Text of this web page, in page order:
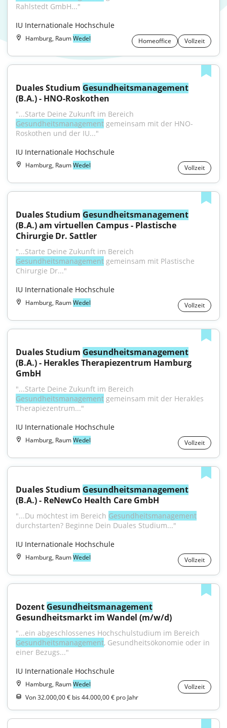
Rahlstedt GmbH..."
IU Internationale Hochschule
Hamburg, RaumWedel Homeoffice Vollzeit
Duales Studium Gesundheitsmanagement
(B.A.) - HNO-Roskothen
Gesundheitsmanagement gemeinsam mit der HNO-
Roskothen und der IU..."
IU Internationale Hochschule
Hamburg, RaumWedel Vollzeit
Duales Studium Gesundheitsmanagement
(B.A.) am virtuellen Campus - Plastische
Chirurgie Dr. Sattler
Gesundheitsmanagement gemeinsam mit Plastische
Chirurgie Dr..."
IU Internationale Hochschule
Hamburg, RaumWedel Vollzeit
Duales Studium Gesundheitsmanagement
(B.A.) - Herakles Therapiezentrum Hamburg
GmbH
Gesundheitsmanagement gemeinsam mit der Herakles
Therapiezentrum..."
IU Internationale Hochschule
Hamburg, RaumWedel Vollzeit
Duales Studium Gesundheitsmanagement
(B.A.) - ReNewCo Health Care GmbH
"...Du möchtest im Bereich Gesundheitsmanagement
durchstarten? Beginne Dein Duales Studium..."
IU Internationale Hochschule
Hamburg, RaumWedel Vollzeit
Dozent Gesundheitsmanagement
Gesundheitsmarkt im Wandel (m/w/d)
Gesundheitsmanagement, Gesundheitsökonomie oder in
einer Bezugs..."
IU Internationale Hochschule
Hamburg, RaumWedel
Vollzeit
Von 32.000,00 € bis 44.000,00 € pro Jahr